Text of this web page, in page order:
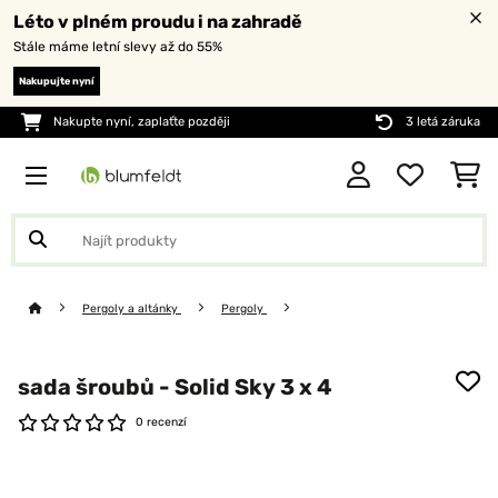
Léto v plném proudu i na zahradě
Stále máme letní slevy až do 55%
Nakupujte nyní
Nakupte nyní, zaplaťte později 3 letá záruka
Pergoly a altánky Pergoly
sada šroubů - Solid Sky 3 x 4
0 recenzí